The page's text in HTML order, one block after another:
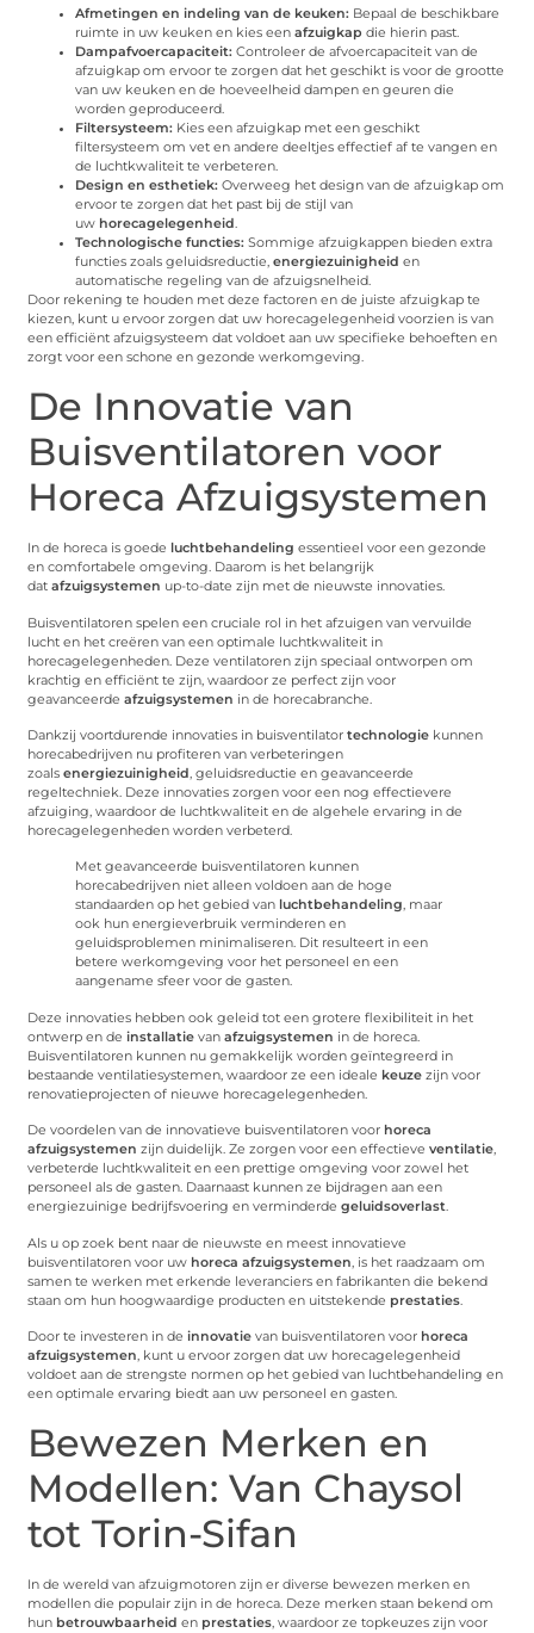
Afmetingen en indeling van de keuken: Bepaal de beschikbare
ruimte in uw keuken en kies eenafzuigkap die hierin past.
Dampafvoercapaciteit: Controleer de afvoercapaciteit van de
afzuigkap om ervoor te zorgen dat het geschikt is voor de grootte
van uw keuken en de hoeveelheid dampen en geuren die
worden geproduceerd.
Filtersysteem: Kies een afzuigkap met een geschikt
filtersysteem om vet en andere deeltjes effectief af te vangen en
de luchtkwaliteit te verbeteren.
Design en esthetiek: Overweeg het design van de afzuigkap om
ervoor te zorgen dat het past bij de stijl van
uw horecagelegenheid.
Technologische functies: Sommige afzuigkappen bieden extra
functies zoals geluidsreductie,energiezuinigheid en
automatische regeling van de afzuigsnelheid.
Door rekening te houden met deze factoren en de juiste afzuigkap te
kiezen, kunt u ervoor zorgen dat uw horecagelegenheid voorzien is van
een efficiënt afzuigsysteem dat voldoet aan uw specifieke behoeften en
zorgt voor een schone en gezonde werkomgeving.
De Innovatie van
Buisventilatoren voor
Horeca Afzuigsystemen
In de horeca is goede luchtbehandeling essentieel voor een gezonde
en comfortabele omgeving. Daarom is het belangrijk
datafzuigsystemen up-to-date zijn met de nieuwste innovaties.
Buisventilatoren spelen een cruciale rol in het afzuigen van vervuilde
lucht en het creëren van een optimale luchtkwaliteit in
horecagelegenheden. Deze ventilatoren zijn speciaal ontworpen om
krachtig en efficiënt te zijn, waardoor ze perfect zijn voor
geavanceerdeafzuigsystemen in de horecabranche.
Dankzij voortdurende innovaties in buisventilatortechnologie kunnen
horecabedrijven nu profiteren van verbeteringen
zoalsenergiezuinigheid, geluidsreductie en geavanceerde
regeltechniek. Deze innovaties zorgen voor een nog effectievere
afzuiging, waardoor de luchtkwaliteit en de algehele ervaring in de
horecagelegenheden worden verbeterd.
Met geavanceerde buisventilatoren kunnen
horecabedrijven niet alleen voldoen aan de hoge
standaarden op het gebied van luchtbehandeling, maar
ook hun energieverbruik verminderen en
geluidsproblemen minimaliseren. Dit resulteert in een
betere werkomgeving voor het personeel en een
aangename sfeer voor de gasten.
Deze innovaties hebben ook geleid tot een grotere flexibiliteit in het
ontwerp en deinstallatie vanafzuigsystemen in de horeca.
Buisventilatoren kunnen nu gemakkelijk worden geïntegreerd in
bestaande ventilatiesystemen, waardoor ze een ideale keuze zijn voor
renovatieprojecten of nieuwe horecagelegenheden.
De voordelen van de innovatieve buisventilatoren voor horeca
afzuigsystemen zijn duidelijk. Ze zorgen voor een effectieveventilatie,
verbeterde luchtkwaliteit en een prettige omgeving voor zowel het
personeel als de gasten. Daarnaast kunnen ze bijdragen aan een
energiezuinige bedrijfsvoering en verminderdegeluidsoverlast.
Als u op zoek bent naar de nieuwste en meest innovatieve
buisventilatoren voor uw horeca afzuigsystemen , is het raadzaam om
samen te werken met erkende leveranciers en fabrikanten die bekend
staan om hun hoogwaardige producten en uitstekende prestaties
Door te investeren in deinnovatie van buisventilatoren voor horeca
afzuigsystemen, kunt u ervoor zorgen dat uw horecagelegenheid
voldoet aan de strengste normen op het gebied van luchtbehandeling en
een optimale ervaring biedt aan uw personeel en gasten.
Bewezen Merken en
Modellen: Van Chaysol
tot Torin-Sifan
In de wereld van afzuigmotoren zijn er diverse bewezen merken en
modellen die populair zijn in de horeca. Deze merken staan bekend om
hun betrouwbaarheid en prestaties, waardoor ze topkeuzes zijn voor